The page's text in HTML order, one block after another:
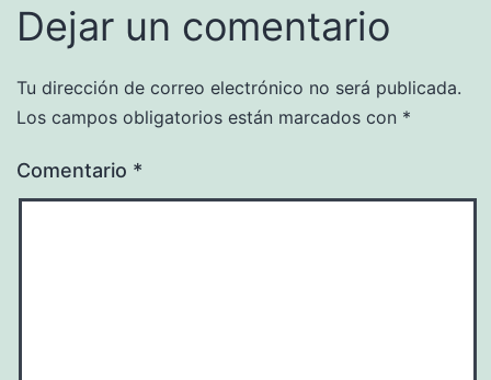
Dejar un comentario
Tu dirección de correo electrónico no será publicada.
Los campos obligatorios están marcados con *
Comentario *